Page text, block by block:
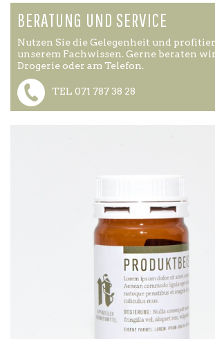
BERATUNG UND SERVICE
Nutzen Sie die Gelegenheit und
unserem Fachwissen. Gerne beraten
Drogerie oder am Telefon.
TEL 071 787 38 28